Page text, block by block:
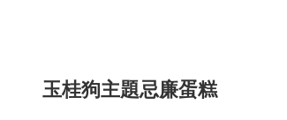
玉桂狗主題忌廉蛋糕